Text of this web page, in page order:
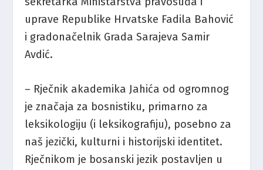
uprave Republike Hrvatske Fadila Bahović
i gradonačelnik Grada Sarajeva Samir
Avdić.
– Rječnik akademika Jahića od ogromnog
je značaja za bosnistiku, primarno za
leksikologiju (i leksikografiju), posebno za
naš jezički, kulturni i historijski identitet.
Rječnikom je bosanski jezik postavljen u